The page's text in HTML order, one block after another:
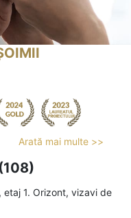
Arată mai multe >>
etaj 1. Orizont, vizavi de